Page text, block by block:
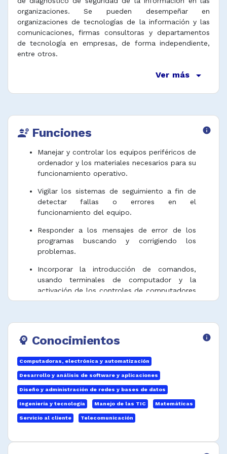
organizaciones. Se pueden desempeñar en
organizaciones de tecnologías de la información y las
comunicaciones, firmas consultoras y departamentos
de tecnología en empresas, de forma independiente,
entre otros.
Ver más arrow_drop_down
engineering Funciones info
Manejar y controlar los equipos periféricos de
ordenador y los materiales necesarios para su
funcionamiento operativo.
Vigilar los sistemas de seguimiento a fin de
detectar fallas o errores en el
funcionamiento del equipo.
Responder a los mensajes de error de los
programas buscando y corrigiendo los
problemas.
Incorporar la introducción de comandos,
usando terminales de computador y la
activación de los controles de computadores
y equipos periféricos para para garantizar su
mantenimiento el mal funcionamiento del
Documentar y registrar información de
soluciones tecnológicas de acuerdo con
normativa, procedimientos técnicos y
metodologías.
Implementar la red física de datos o
psychology Conocimientos info
Computadoras, electrónica y automatización
Desarrollo y análisis de software y aplicaciones
Diseño y administración de redes y bases de datos
Ingeniería y tecnología Manejo de las TIC Matemáticas
Servicio al cliente Telecomunicación